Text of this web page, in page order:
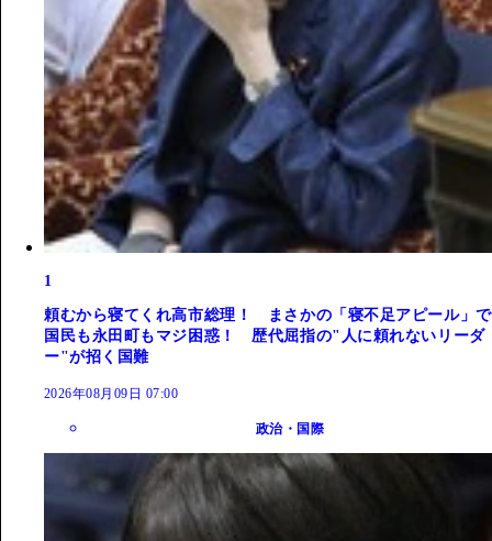
1
頼むから寝てくれ高市総理！ まさかの「寝不足アピール」で
国民も永田町もマジ困惑！ 歴代屈指の"人に頼れないリーダ
ー"が招く国難
2026年08月09日 07:00
政治・国際